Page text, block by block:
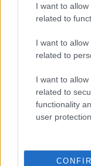
I want to
related to
I want to
related to
I want to
related to
functionality
user protection.
Indulhat a Honvéd
klímatudatos